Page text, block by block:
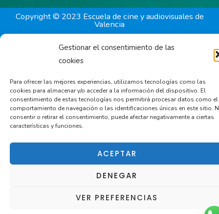
Gestionar el consentimiento de las
cookies
Para ofrecer las mejores experiencias, utilizamos tecnologías como las
cookies para almacenar y/o acceder a la información del dispositivo. El
consentimiento de estas tecnologías nos permitirá procesar datos como el
comportamiento de navegación o las identificaciones únicas en este sitio.
consentir o retirar el consentimiento, puede afectar negativamente a ciertas
características y funciones.
ACEPTAR
DENEGAR
VER PREFERENCIAS
o g
Copyright © 2023 Escuela de cine y audiovisuales de
Valencia
Política de privacidad